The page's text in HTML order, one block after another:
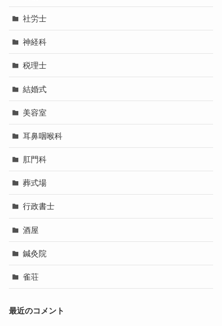
社労士
神経科
税理士
結婚式
美容室
耳鼻咽喉科
肛門科
葬式場
行政書士
酒屋
鍼灸院
雀荘
最近のコメント